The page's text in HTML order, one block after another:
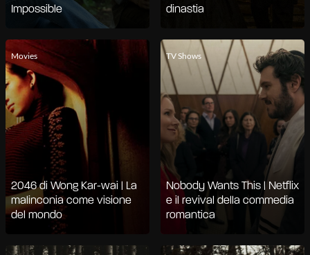
Impossible
dinastia
Movies
2046 di Wong Kar-wai | La
malinconia come visione
del mondo
TV Shows
Nobody Wants This | Netflix
e il revival della commedia
romantica